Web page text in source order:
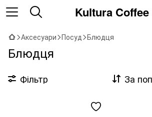
Kultura Coffee
Аксесуари Посуд Блюдця
Блюдця
Фільтр За